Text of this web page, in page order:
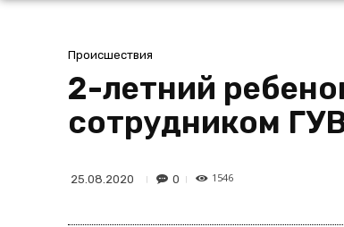
Происшествия
2-летний
сотрудником
25.08.2020 0 1546